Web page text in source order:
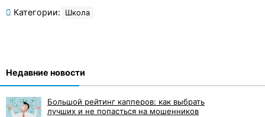
Категории: Школа
Недавние новости
Большой рейтинг капперов: как выбрать
лучших и не попасться на мошенников